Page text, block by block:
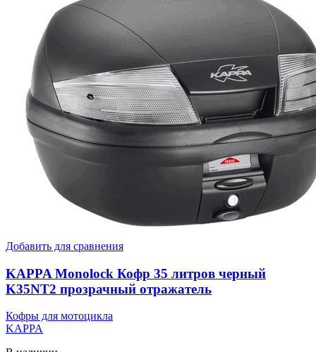
Добавить для сравнения
KAPPA Monolock Кофр 35 литров черный
K35NT2 прозрачный отражатель
Кофры для мотоцикла
KAPPA